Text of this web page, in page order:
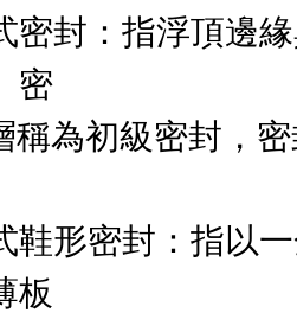
密封：指浮頂邊
密
為初級密封，密
鞋形密封：指以
板